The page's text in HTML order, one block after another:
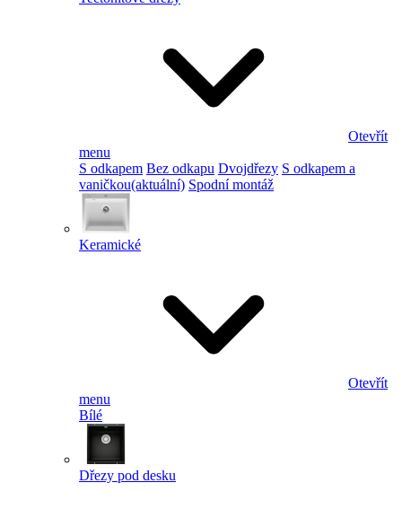
Otevřít
menu
S odkapem Bez odkapu Dvojdřezy S odkapem a
vaničkou(aktuální) Spodní montáž
Keramické
Otevřít
menu
Bílé
Dřezy pod desku